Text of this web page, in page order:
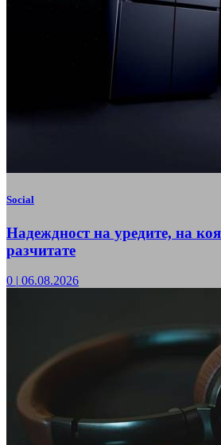
Social
Надеждност на уредите, на
разчитате
0 | 06.08.2026